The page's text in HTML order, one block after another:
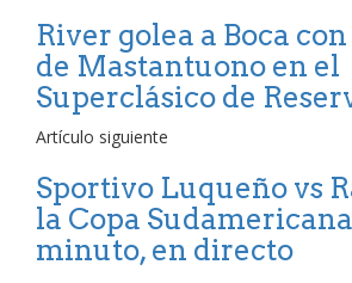
River golea a Boca
de Mastantuono en el
Superclásico de
Artículo siguiente
Sportivo Luqueño vs
la Copa
minuto, en directo